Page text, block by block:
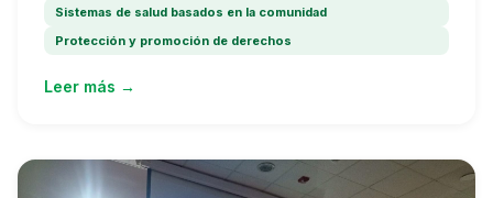
Sistemas de salud basados en la comunidad
Protección y promoción de derechos
Leer más →